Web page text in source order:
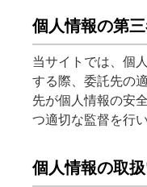
個人情報の第
当サイトでは、個
する際、委託先の
先が個人情報の安
つ適切な監督を行い
個人情報の取